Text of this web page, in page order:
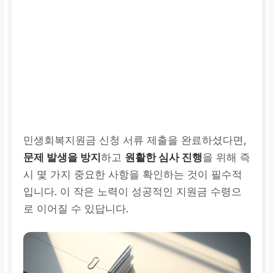
민생회복지원금 신청 서류 제출을 완료하셨다면,
문제 발생을 방지하고 원활한 심사 진행을 위해 즉
시 몇 가지 중요한 사항을 확인하는 것이 필수적
입니다. 이 작은 노력이 성공적인 지원금 수령으
로 이어질 수 있답니다.